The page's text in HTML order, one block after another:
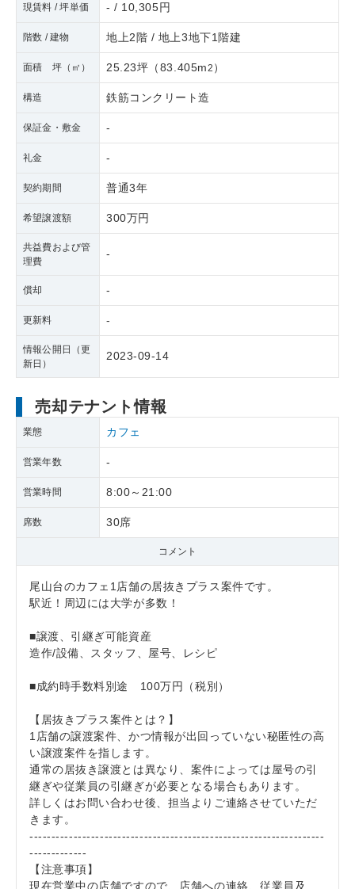
現賃料 / 坪単価 - / 10,305円
階数 / 建物 地上2階 / 地上3地下1階建
面積 坪（㎡） 25.23坪 （83.405m2 ）
構造 鉄筋コンクリート造
保証金・敷金 -
礼金 -
契約期間 普通3年
希望譲渡額 300万円
共益費および管
理費
-
償却 -
更新料 -
情報公開日（更
新日）
2023-09-14
売却テナント情報
業態 カフェ
営業年数 -
営業時間 8:00～21:00
席数 30席
コメント
尾山台のカフェ1店舗の居抜きプラス案件です。
駅近！周辺には大学が多数！
■譲渡、引継ぎ可能資産
造作/設備、スタッフ、屋号、レシピ
■成約時手数料別途 100万円（税別）
【居抜きプラス案件とは？】
1店舗の譲渡案件、かつ情報が出回っていない秘匿性の高
い譲渡案件を指します。
通常の居抜き譲渡とは異なり、案件によっては屋号の引
継ぎや従業員の引継ぎが必要となる場合もあります。
詳しくはお問い合わせ後、担当よりご連絡させていただ
きます。
-------------------------------------------------------------------
-------------
【注意事項】
現在営業中の店舗ですので、店舗への連絡、従業員及